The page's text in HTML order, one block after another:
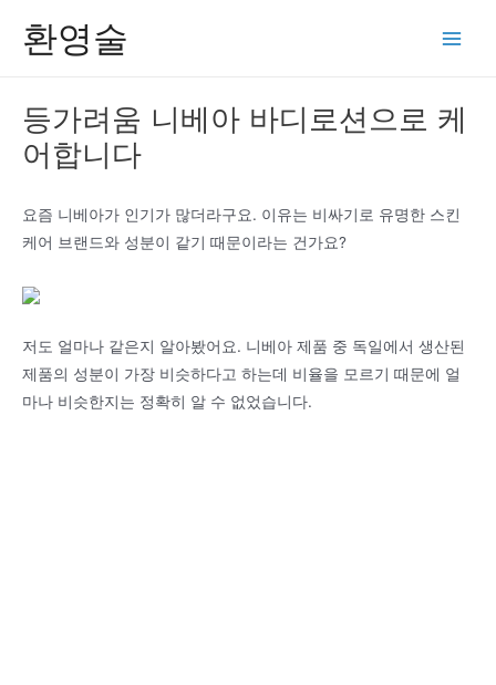
환영술
등가려움 니베아 바디로션으로 케
어합니다
요즘 니베아가 인기가 많더라구요. 이유는 비싸기로 유명한 스킨
케어 브랜드와 성분이 같기 때문이라는 건가요?
저도 얼마나 같은지 알아봤어요. 니베아 제품 중 독일에서 생산된
제품의 성분이 가장 비슷하다고 하는데 비율을 모르기 때문에 얼
마나 비슷한지는 정확히 알 수 없었습니다.